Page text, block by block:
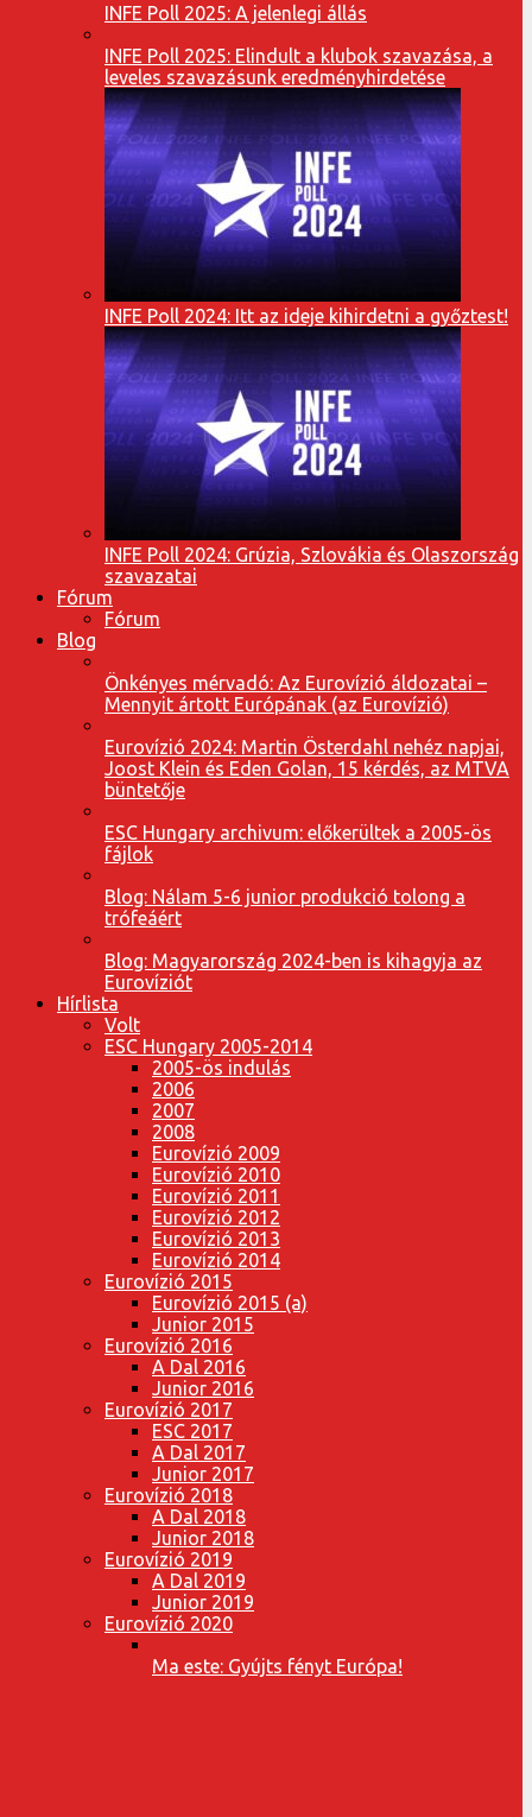
INFE Poll 2025: A jelenlegi állás
INFE Poll 2025: Elindult a klubok szavazása, a
leveles szavazásunk eredményhirdetése
INFE Poll 2024: Itt az ideje kihirdetni a győztest!
INFE Poll 2024: Grúzia, Szlovákia és Olaszország
szavazatai
Fórum
Fórum
Blog
Önkényes mérvadó: Az Eurovízió áldozatai –
Mennyit ártott Európának (az Eurovízió)
Eurovízió 2024: Martin Österdahl nehéz napjai,
Joost Klein és Eden Golan, 15 kérdés, az MTVA
büntetője
ESC Hungary archivum: előkerültek a 2005-ös
fájlok
Blog: Nálam 5-6 junior produkció tolong a
trófeáért
Blog: Magyarország 2024-ben is kihagyja az
Eurovíziót
Hírlista
Volt
ESC Hungary 2005-2014
2005-ös indulás
2006
2007
2008
Eurovízió 2009
Eurovízió 2010
Eurovízió 2011
Eurovízió 2012
Eurovízió 2013
Eurovízió 2014
Eurovízió 2015
Eurovízió 2015 (a)
Junior 2015
Eurovízió 2016
A Dal 2016
Junior 2016
Eurovízió 2017
ESC 2017
A Dal 2017
Junior 2017
Eurovízió 2018
A Dal 2018
Junior 2018
Eurovízió 2019
A Dal 2019
Junior 2019
Eurovízió 2020
Ma este: Gyújts fényt Európa!